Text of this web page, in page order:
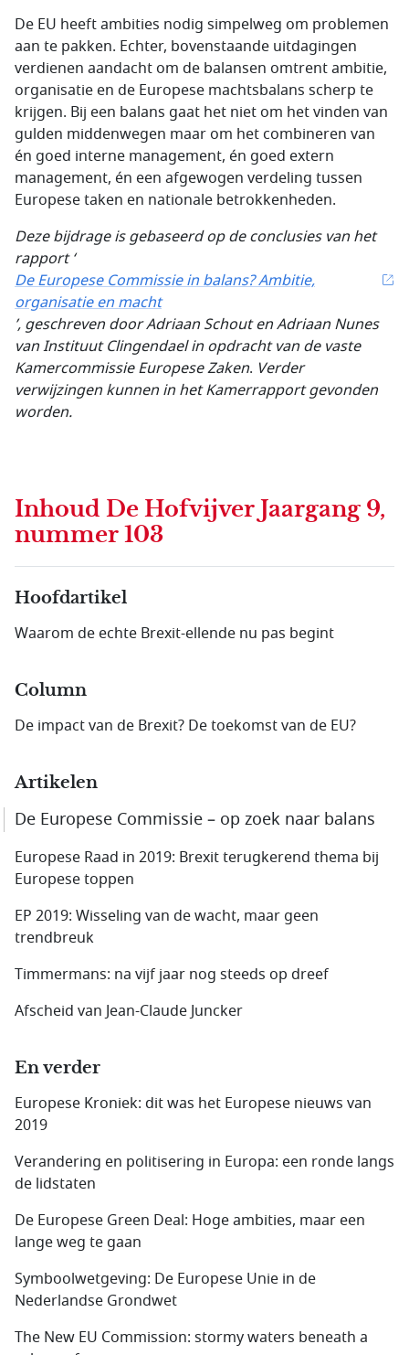
De EU heeft ambities nodig simpelweg om problemen
aan te pakken. Echter, bovenstaande uitdagingen
verdienen aandacht om de balansen omtrent ambitie,
organisatie en de Europese machtsbalans scherp te
krijgen. Bij een balans gaat het niet om het vinden van
gulden middenwegen maar om het combineren van
én goed interne management, én goed extern
management, én een afgewogen verdeling tussen
Europese taken en nationale betrokkenheden.
Deze bijdrage is gebaseerd op de conclusies van het
rapport ‘
De Europese Commissie in balans? Ambitie,
organisatie en macht
’, geschreven door Adriaan Schout en Adriaan Nunes
van Instituut Clingendael in opdracht van de vaste
Kamercommissie Europese Zaken. Verder
verwijzingen kunnen in het Kamerrapport gevonden
worden.
Inhoud De Hofvijver Jaargang 9,
nummer 103
Hoofdartikel
Waarom de echte Brexit-ellende nu pas begint
Column
De impact van de Brexit? De toekomst van de EU?
Artikelen
De Europese Commissie – op zoek naar balans
Europese Raad in 2019: Brexit terugkerend thema bij
Europese toppen
EP 2019: Wisseling van de wacht, maar geen
trendbreuk
Timmermans: na vijf jaar nog steeds op dreef
Afscheid van Jean-Claude Juncker
En verder
Europese Kroniek: dit was het Europese nieuws van
2019
Verandering en politisering in Europa: een ronde langs
de lidstaten
De Europese Green Deal: Hoge ambities, maar een
lange weg te gaan
Symboolwetgeving: De Europese Unie in de
Nederlandse Grondwet
The New EU Commission: stormy waters beneath a